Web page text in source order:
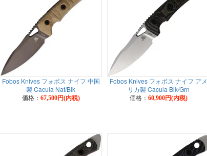
Fobos Knives フォボス ナイフ 中国
製 Cacula Nat/Blk
価格： 67,500円(内税)
Fobos Knives フォボス ナイフ アメ
リカ製 Cacula Blk/Grn
価格： 60,900円(内税)